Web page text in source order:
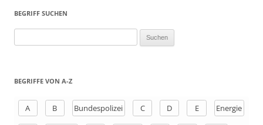
BEGRIFF SUCHEN
h
BEGRIFFE VON A-Z
A B Bundespolizei C D E Energie